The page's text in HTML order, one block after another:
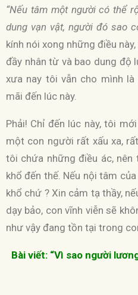
“Nếu tâm một người có thể
dung vạn vật, người đó sao
kính nói xong những điều
đầy nhân từ và bao dung độ
xưa nay tôi vẫn cho mình
mãi đến lúc này.
Phải! Chỉ đến lúc này, tôi
một con người rất xấu xa,
tôi chứa những điều ác,
khổ đến thế. Nếu nội tâm
khổ chứ ? Xin cảm tạ thầy,
dạy bảo, con vĩnh viễn sẽ
như vậy đang tồn tại trong
Bài viết: “Vì sao người